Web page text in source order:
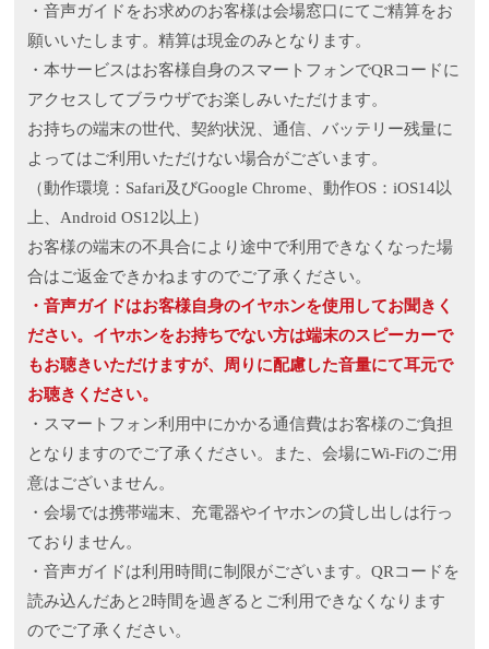
・音声ガイドをお求めのお客様は会場窓口にてご精算をお
願いいたします。精算は現金のみとなります。
・本サービスはお客様自身のスマートフォンでQRコードに
アクセスしてブラウザでお楽しみいただけます。
お持ちの端末の世代、契約状況、通信、バッテリー残量に
よってはご利用いただけない場合がございます。
（動作環境：Safari及びGoogle Chrome、動作OS：iOS14以
上、Android OS12以上）
お客様の端末の不具合により途中で利用できなくなった場
合はご返金できかねますのでご了承ください。
・音声ガイドはお客様自身のイヤホンを使用してお聞きく
ださい。イヤホンをお持ちでない方は端末のスピーカーで
もお聴きいただけますが、周りに配慮した音量にて耳元で
お聴きください。
・スマートフォン利用中にかかる通信費はお客様のご負担
となりますのでご了承ください。また、会場にWi-Fiのご用
意はございません。
・会場では携帯端末、充電器やイヤホンの貸し出しは行っ
ておりません。
・音声ガイドは利用時間に制限がございます。QRコードを
読み込んだあと2時間を過ぎるとご利用できなくなります
のでご了承ください。